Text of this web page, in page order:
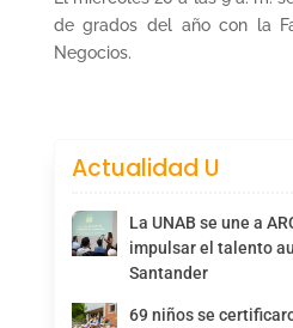
de grados del año con la
Negocios.
Actualidad U
La UNAB se une a
impulsar el talento
Santander
69 niños se